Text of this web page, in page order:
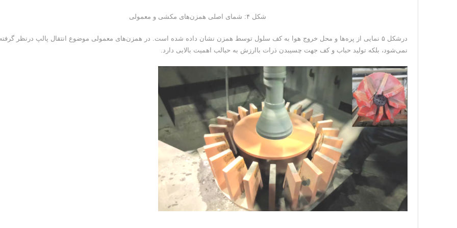
شکل ۴: شمای اصلی همزن‌های مکشی و معمولی
درشکل ۵ نمایی از پره‌ها و محل خروج هوا به کف سلول‌ توسط همزن نشان داده شده است. در همزن‌های معمولی موضوع انتقال پالپ درنظر گرفته
نمی‌شود، بلکه تولید حباب و کف جهت چسیبدن ذرات باارزش به حبالب اهمیت بالایی دارد.